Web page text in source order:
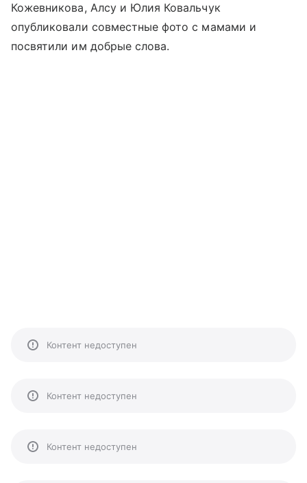
Кожевникова, Алсу и Юлия Ковальчук
опубликовали совместные фото с мамами и
посвятили им добрые слова.
Контент недоступен
Контент недоступен
Контент недоступен